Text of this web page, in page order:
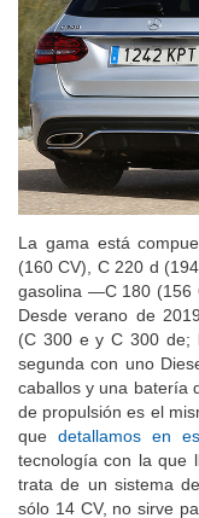
La gama está
(160 CV), C 220 d
gasolina —C 180 (156
Desde verano de
(C 300 e y C 300 de;
segunda con uno
caballos y una batería
de propulsión es el
que detallamos en
tecnología con la que
trata de un sistema
sólo 14 CV, no sirve